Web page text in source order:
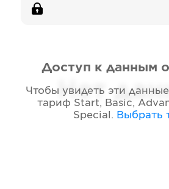
Нет
Доступ к данным
Чтобы увидеть эти
тариф Start, Basic,
Special . Выбрать